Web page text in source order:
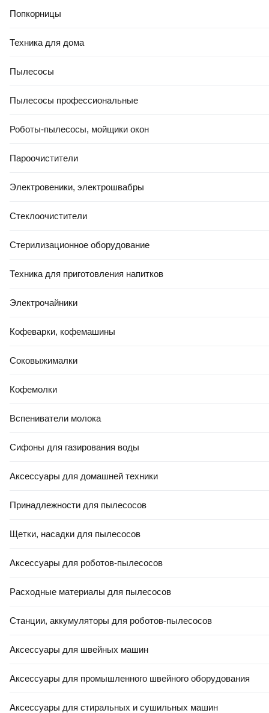
Попкорницы
Техника для дома
Пылесосы
Пылесосы профессиональные
Роботы-пылесосы, мойщики окон
Пароочистители
Электровеники, электрошвабры
Стеклоочистители
Стерилизационное оборудование
Техника для приготовления напитков
Электрочайники
Кофеварки, кофемашины
Соковыжималки
Кофемолки
Вспениватели молока
Сифоны для газирования воды
Аксессуары для домашней техники
Принадлежности для пылесосов
Щетки, насадки для пылесосов
Аксессуары для роботов-пылесосов
Расходные материалы для пылесосов
Станции, аккумуляторы для роботов-пылесосов
Аксессуары для швейных машин
Аксессуары для промышленного швейного оборудования
Аксессуары для стиральных и сушильных машин